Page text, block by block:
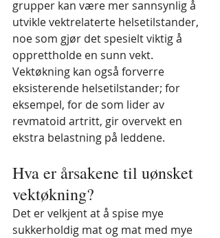
grupper kan være mer sannsynlig å
utvikle vektrelaterte helsetilstander,
noe som gjør det spesielt viktig å
opprettholde en sunn vekt.
Vektøkning kan også forverre
eksisterende helsetilstander; for
eksempel, for de som lider av
revmatoid artritt, gir overvekt en
ekstra belastning på leddene.
Hva er årsakene til uønsket
vektøkning?
Det er velkjent at å spise mye
sukkerholdig mat og mat med mye